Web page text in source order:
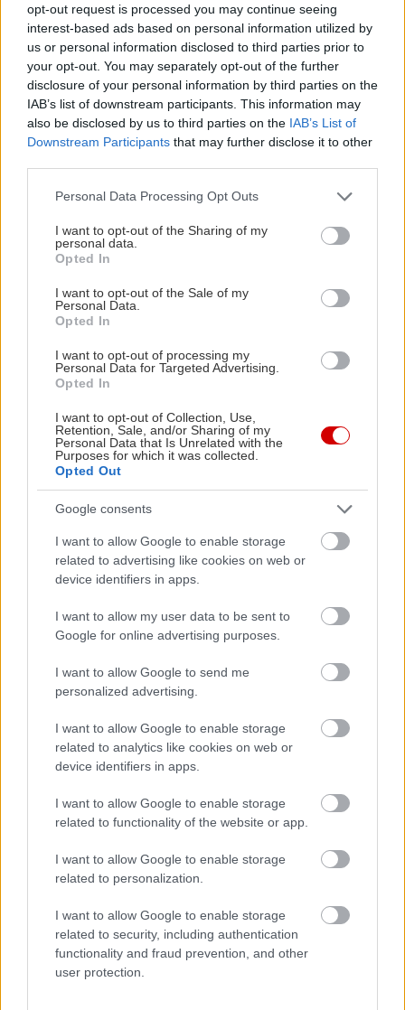
opt-out request is processed you may continue seeing
interest-based ads based on personal information utilized by
us or personal information disclosed to third parties prior to
your opt-out. You may separately opt-out of the further
disclosure of your personal information by third parties on the
IAB’s list of downstream participants. This information may
also be disclosed by us to third parties on the IAB’s List of
Downstream Participants that may further disclose it to other
Please note that this website/app uses one or more Google
not limited to your visit or usage behaviour. You may click to
grant or deny consent to Google and its third-party tags to
use your data for below specified purposes in below Google
consent section.
Personal Data Processing Opt Outs
I want to opt-out of the Sharing of my
personal data.
Opted In
I want to opt-out of the Sale of my
Personal Data.
Opted In
I want to opt-out of processing my
Personal Data for Targeted Advertising.
Opted In
I want to opt-out of Collection, Use,
Retention, Sale, and/or Sharing of my
Personal Data that Is Unrelated with the
Purposes for which it was collected.
Opted Out
Google consents
I want to allow Google to enable storage
related to advertising like cookies on web or
device identifiers in apps.
I want to allow my user data to be sent to
Google for online advertising purposes.
I want to allow Google to send me
personalized advertising.
I want to allow Google to enable storage
related to analytics like cookies on web or
device identifiers in apps.
I want to allow Google to enable storage
related to functionality of the website or app.
I want to allow Google to enable storage
related to personalization.
I want to allow Google to enable storage
related to security, including authentication
functionality and fraud prevention, and other
user protection.
Saarlouis. Από το 1925 που ιδρύθηκε, έχει
κατασκευάσει πάνω από 40 εκατομμύρια οχήματα.
Για περισσότερες πληροφορίες σχετικά με τα
προϊόντα Ford επισκεφθείτε το www.ford.de
Διαβάστε επίσης